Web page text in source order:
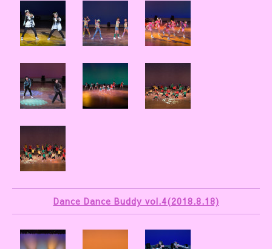
Dance Dance Buddy vol.4(2018.8.18)